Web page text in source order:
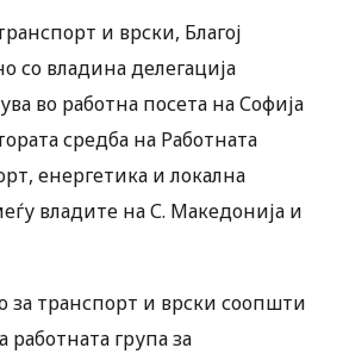
и врски, Благој
со владина делегација
во работна посета на Софија
средба на Работната
енергетика и локална
владите на С. Македонија и
за транспорт и врски соопшти
група за